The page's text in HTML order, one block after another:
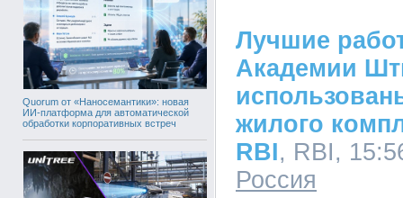
Quorum от «Наносемантики»: новая
ИИ-платформа для автоматической
обработки корпоративных встреч
Лучшие
Академии
жилого
RBI, RBI,
Россия